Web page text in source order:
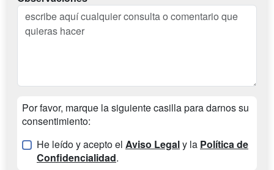
Por favor, marque la siguiente casilla para darnos su
consentimiento:
He leído y acepto el Aviso Legaly la Política de
Confidencialidad.